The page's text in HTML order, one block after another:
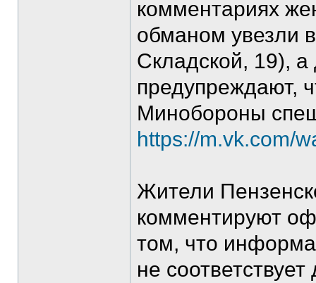
комментариях
обманом увезли
Складской, 19), а
предупреждают,
Минобороны
https://m.vk.com/
Жители
комментируют
том, что
не